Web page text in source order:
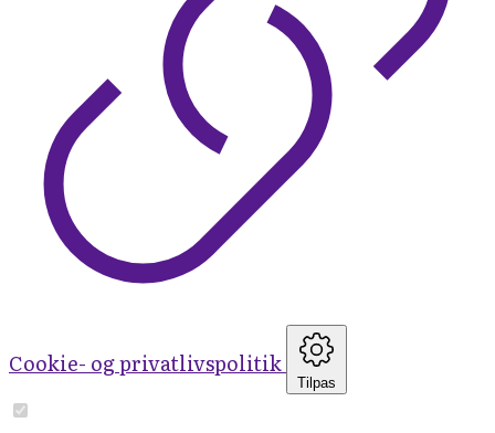
Cookie- og privatlivspolitik
Tilpas